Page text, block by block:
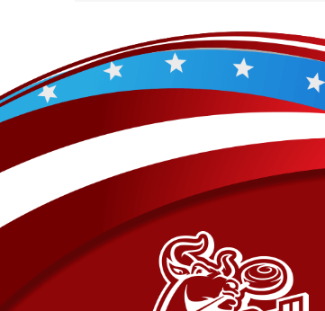
t
í